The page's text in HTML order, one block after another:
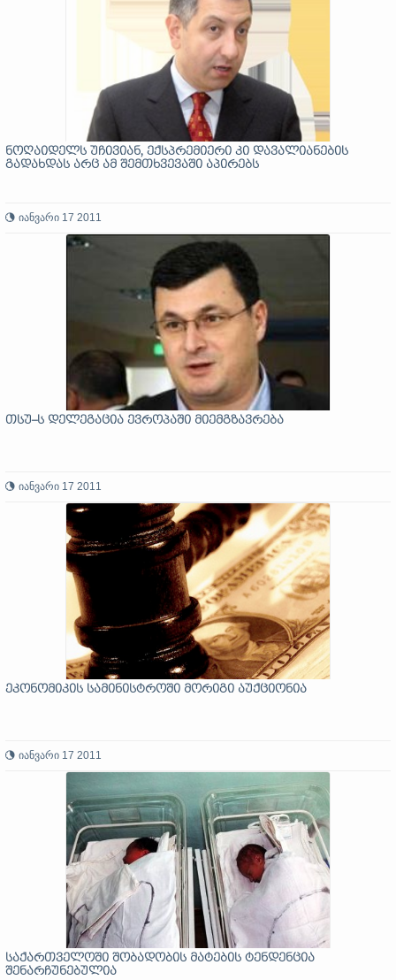
ნოღაიდელს უჩივიან, ექსპრემიერი კი დავალიანების
გადახდას არც ამ შემთხვევაში აპირებს
იანვარი 17 2011
თსუ–ს დელეგაცია ევროპაში მიემგზავრება
იანვარი 17 2011
ეკონომიკის სამინისტროში მორიგი აუქციონია
იანვარი 17 2011
საქართველოში შობადობის მატების ტენდენცია
შენარჩუნებულია